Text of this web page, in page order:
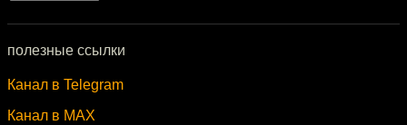
полезные ссылки
Канал в Telegram
Канал в MAX